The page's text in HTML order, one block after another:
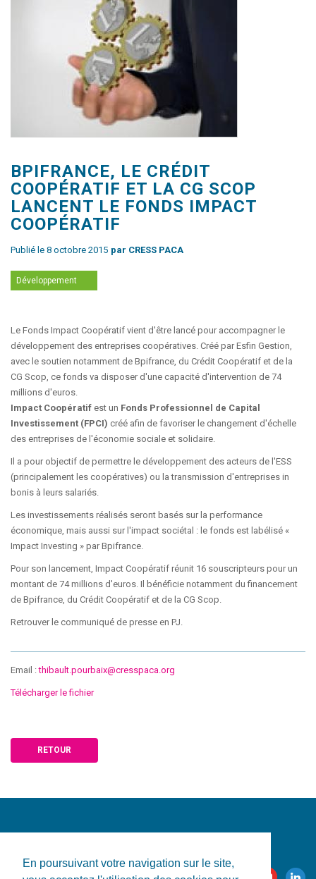
En poursuivant votre navigation sur le site,
BPIFRANCE, LE CRÉDIT
COOPÉRATIF ET LA CG SCOP
LANCENT LE FONDS IMPACT
COOPÉRATIF
Publié le 8 octobre 2015 par CRESS PACA
Développement
Le Fonds Impact Coopératif vient d'être lancé pour accompagner le
développement des entreprises coopératives. Créé par Esfin Gestion,
avec le soutien notamment de Bpifrance, du Crédit Coopératif et de la
CG Scop, ce fonds va disposer d'une capacité d'intervention de 74
millions d'euros.
Impact Coopératif est un Fonds Professionnel de Capital
Investissement (FPCI) créé afin de favoriser le changement d'échelle
des entreprises de l'économie sociale et solidaire.
Il a pour objectif de permettre le développement des acteurs de l'ESS
(principalement les coopératives) ou la transmission d'entreprises in
bonis à leurs salariés.
Les investissements réalisés seront basés sur la performance
économique, mais aussi sur l'impact sociétal : le fonds est labélisé «
Impact Investing » par Bpifrance.
Pour son lancement, Impact Coopératif réunit 16 souscripteurs pour un
montant de 74 millions d'euros. Il bénéficie notamment du financement
de Bpifrance, du Crédit Coopératif et de la CG Scop.
Retrouver le communiqué de presse en PJ.
Email :thibault.pourbaix@cresspaca.org
Télécharger le fichier
RETOUR